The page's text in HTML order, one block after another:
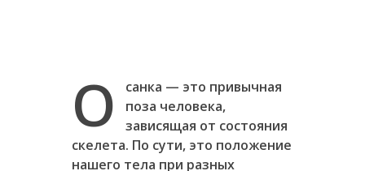
О
санка — это привычная
поза человека,
зависящая от состояния
скелета. По сути, это положение
нашего тела при разных